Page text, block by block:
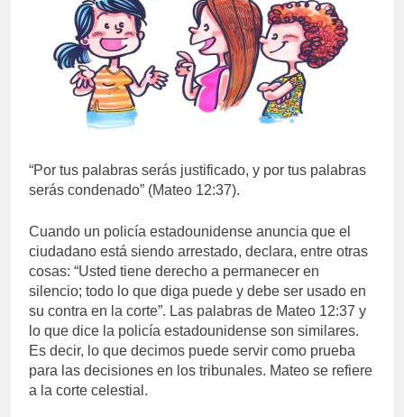
“Por tus palabras serás justificado, y por tus palabras
serás condenado” (Mateo 12:37).
Cuando un policía estadounidense anuncia que el
ciudadano está siendo arrestado, declara, entre otras
cosas: “Usted tiene derecho a permanecer en
silencio; todo lo que diga puede y debe ser usado en
su contra en la corte”. Las palabras de Mateo 12:37 y
lo que dice la policía estadounidense son similares.
Es decir, lo que decimos puede servir como prueba
para las decisiones en los tribunales. Mateo se refiere
a la corte celestial.